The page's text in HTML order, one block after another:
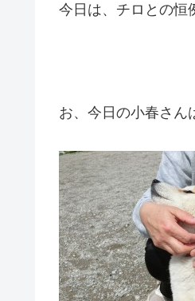
今日は、チロとの恒
お、今日の小春さん